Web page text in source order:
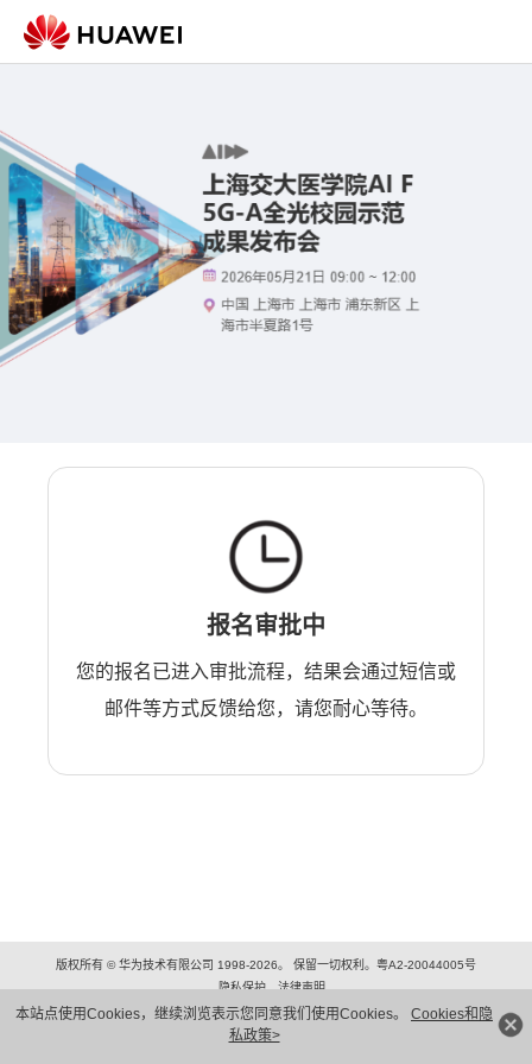
本站点使用Cookies，继续浏览表示您同意我们使用Cookies。 Cookies和隐
私政策>
报名审批中
您的报名已进入审批流程，结果会通过短信或
邮件等方式反馈给您，请您耐心等待。
版权所有 © 华为技术有限公司 1998-2026。 保留一切权利。粤A2-20044005号
隐私保护
法律声明